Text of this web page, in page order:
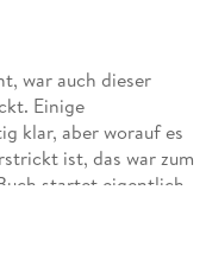
den Schreibstil der
war auch dieser
Einige
klar, aber worauf es
ist, das war zum
startet eigentlich